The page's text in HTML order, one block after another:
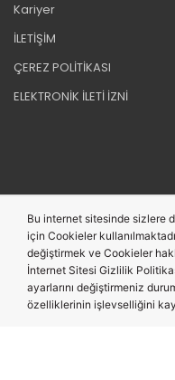
Kariyer
İLETİŞİM
ÇEREZ POLİTİKASI
ELEKTRONİK İLETİ İZNİ
Bu site,PobolEti®
Bu internet sitesinde sizlere
için Cookieler
değiştirmek ve Cookieler
İnternet Sitesi Gizlilik
ayarlarını değiştirmeniz
özelliklerinin işlevselliğini